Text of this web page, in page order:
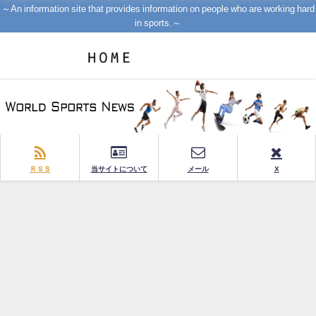
～An information site that provides information on people who are working hard
in sports.～
ＲＳＳ 当サイトについて メール X